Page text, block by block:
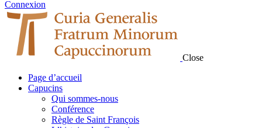
Connexion
Close
Page d’accueil
Capucins
Qui sommes-nous
Conférence
Règle de Saint François